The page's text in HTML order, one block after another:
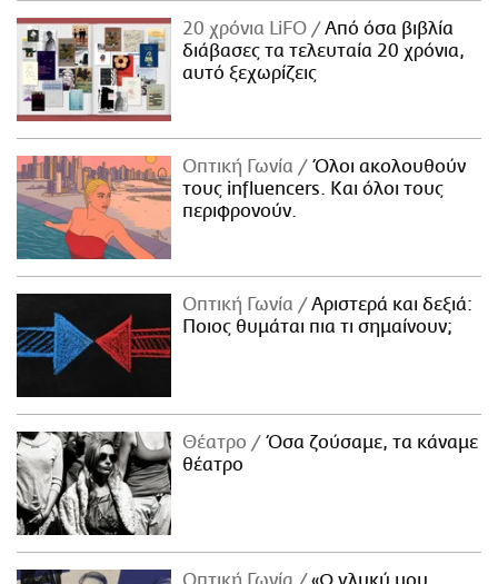
20 χρόνια LiFO
Από όσα βιβλία
διάβασες τα τελευταία 20 χρόνια,
αυτό ξεχωρίζεις
Οπτική Γωνία
Όλοι ακολουθούν
τους influencers. Και όλοι τους
περιφρονούν.
Οπτική Γωνία
Αριστερά και δεξιά:
Ποιος θυμάται πια τι σημαίνουν;
Θέατρο
Όσα ζούσαμε, τα κάναμε
θέατρο